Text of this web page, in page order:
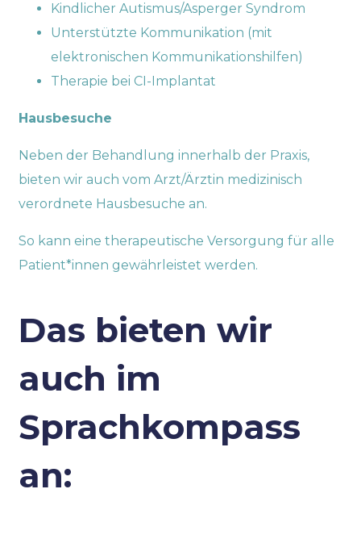
Kindlicher Autismus/Asperger Syndrom
Unterstützte Kommunikation (mit
elektronischen Kommunikationshilfen)
Therapie bei CI-Implantat
Hausbesuche
Neben der Behandlung innerhalb der Praxis,
bieten wir auch vom Arzt/Ärztin medizinisch
verordnete Hausbesuche an.
So kann eine therapeutische Versorgung für alle
Patient*innen gewährleistet werden.
Das bieten wir
auch im
Sprachkompass
an: